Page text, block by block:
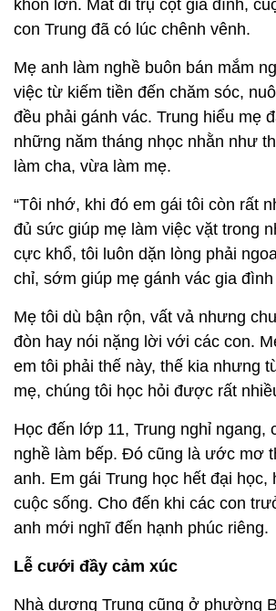
khôn lớn. Mất đi trụ cột gia đình,
con Trung đã có lúc chênh vênh.
Mẹ anh làm nghề buôn bán mắm
việc từ kiếm tiền đến chăm sóc,
đều phải gánh vác. Trung hiểu mẹ
những năm tháng nhọc nhằn như
làm cha, vừa làm mẹ.
“Tôi nhớ, khi đó em gái tôi còn rất
đủ sức giúp mẹ làm việc vặt trong
cực khổ, tôi luôn dặn lòng phải
chỉ, sớm giúp mẹ gánh vác gia
Mẹ tôi dù bận rộn, vất vả nhưng
đòn hay nói nặng lời với các con.
em tôi phải thế này, thế kia nhưng
mẹ, chúng tôi học hỏi được rất
Học đến lớp 11, Trung nghỉ ngang,
nghề làm bếp. Đó cũng là ước mơ
anh. Em gái Trung học hết đại học,
cuộc sống. Cho đến khi các con
anh mới nghĩ đến hạnh phúc riêng.
Lễ cưới đầy cảm xúc
Nhà dượng Trung cũng ở phường